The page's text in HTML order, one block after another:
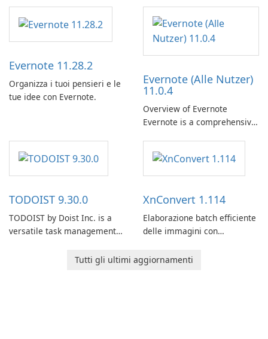
Evernote 11.28.2
Organizza i tuoi pensieri e le
tue idee con Evernote.
Evernote (Alle Nutzer)
11.0.4
Overview of Evernote
Evernote is a comprehensive
users capture, organize, and
access information across
TODOIST 9.30.0
TODOIST by Doist Inc. is a
versatile task management
individuals and teams
XnConvert 1.114
Elaborazione batch efficiente
delle immagini con
Tutti gli ultimi aggiornamenti